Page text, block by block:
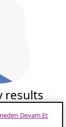
results
Devam Et